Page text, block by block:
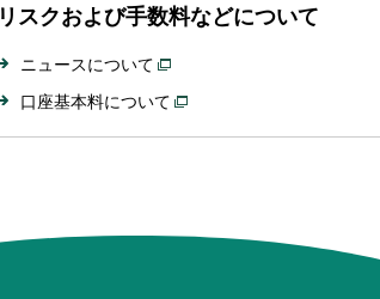
リスクおよび手数料などについて
ニュースについて
口座基本料について